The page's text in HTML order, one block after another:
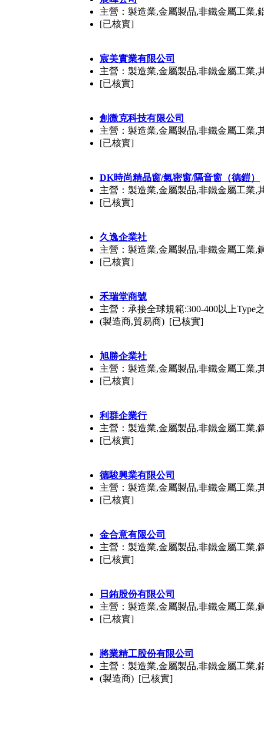
主營：製造業,金屬製品,非鐵金屬工業,
[已核實]
宸美實業有限公司
主營：製造業,金屬製品,非鐵金屬工業,
[已核實]
創微克科技有限公司
主營：製造業,金屬製品,非鐵金屬工業,
[已核實]
DK時尚精品窗/氣密窗/隔音窗（德鎧）
主營：製造業,金屬製品,非鐵金屬工業,
[已核實]
久逸企業社
主營：製造業,金屬製品,非鐵金屬工業,
[已核實]
禾瑞堂商號
主營：承接全球規範:300-400以上Type
(製造商,貿易商) [已核實]
旭勝企業社
主營：製造業,金屬製品,非鐵金屬工業,
[已核實]
利群企業行
主營：製造業,金屬製品,非鐵金屬工業,
[已核實]
德駿興業有限公司
主營：製造業,金屬製品,非鐵金屬工業,
[已核實]
金合意有限公司
主營：製造業,金屬製品,非鐵金屬工業,
[已核實]
日銪股份有限公司
主營：製造業,金屬製品,非鐵金屬工業,
[已核實]
將業精工股份有限公司
主營：製造業,金屬製品,非鐵金屬工業,
(製造商) [已核實]